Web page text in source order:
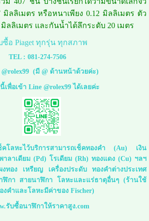
มิลลิเมตร หรือหนาเพียง 0.12 มิลลิเมตร ตัว
ลลิเมตร และกันน้ำได้ลึกระดับ 20 เมตร
ซื้อ Piaget ทุกรุ่น ทุกสภาพ
TEL : 081-274-7506
@rolex99 (มี @ ด้านหน้าด้วยค่ะ)
เพื่อเข้า Line @rolex99 ได้เลยค่ะ
ช็คโลหะไว้บริการสามารถเช็คทองคำ (Au) เงิน
ลาเดียม (Pd) โรเดียม (Rh) ทองแดง (Cu) ฯลฯ
งทอง เหรียญ เครื่องประดับ ทองคำต่างประเทศ
กา สายนาฬิกา โลหะและแร่ธาตุอื่นๆ (ร้านใช้
งคำและโลหะมีค่าของ Fischer)
รับซื้อนาฬิกาให้ราคาสูง.com